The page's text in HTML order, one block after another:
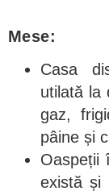
Mese:
Casa
utilată la
gaz,
pâine și
Oaspeții
există și